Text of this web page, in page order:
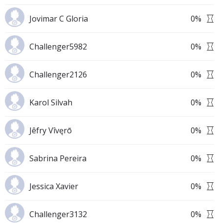
Jovimar C Gloria 0%
Challenger5982 0%
Challenger2126 0%
Karol Silvah 0%
Jêfry Vîvęrō 0%
Sabrina Pereira 0%
Jessica Xavier 0%
Challenger3132 0%